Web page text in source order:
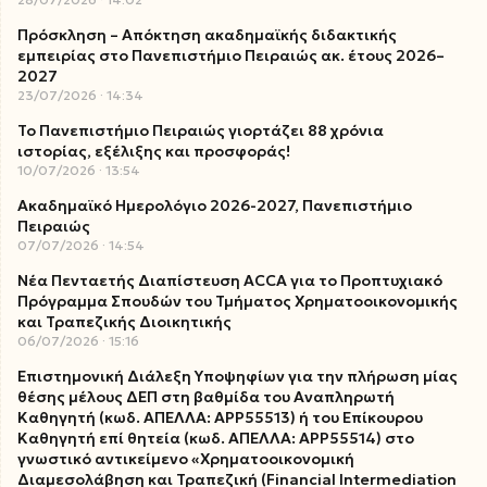
Πρόσκληση – Απόκτηση ακαδημαϊκής διδακτικής
εμπειρίας στο Πανεπιστήμιο Πειραιώς ακ. έτους 2026–
2027
23/07/2026 14:34
Το Πανεπιστήμιο Πειραιώς γιορτάζει 88 χρόνια
ιστορίας, εξέλιξης και προσφοράς!
10/07/2026 13:54
Ακαδημαϊκό Ημερολόγιο 2026-2027, Πανεπιστήμιο
Πειραιώς
07/07/2026 14:54
Νέα Πενταετής Διαπίστευση ACCA για το Προπτυχιακό
Πρόγραμμα Σπουδών του Τμήματος Χρηματοοικονομικής
και Τραπεζικής Διοικητικής
06/07/2026 15:16
Επιστημονική Διάλεξη Υποψηφίων για την πλήρωση μίας
θέσης μέλους ΔΕΠ στη βαθμίδα του Αναπληρωτή
Καθηγητή (κωδ. ΑΠΕΛΛΑ: ΑΡΡ55513) ή του Επίκουρου
Καθηγητή επί θητεία (κωδ. ΑΠΕΛΛΑ: ΑΡΡ55514) στο
γνωστικό αντικείμενο «Χρηματοοικονομική
Διαμεσολάβηση και Τραπεζική (Financial Intermediation